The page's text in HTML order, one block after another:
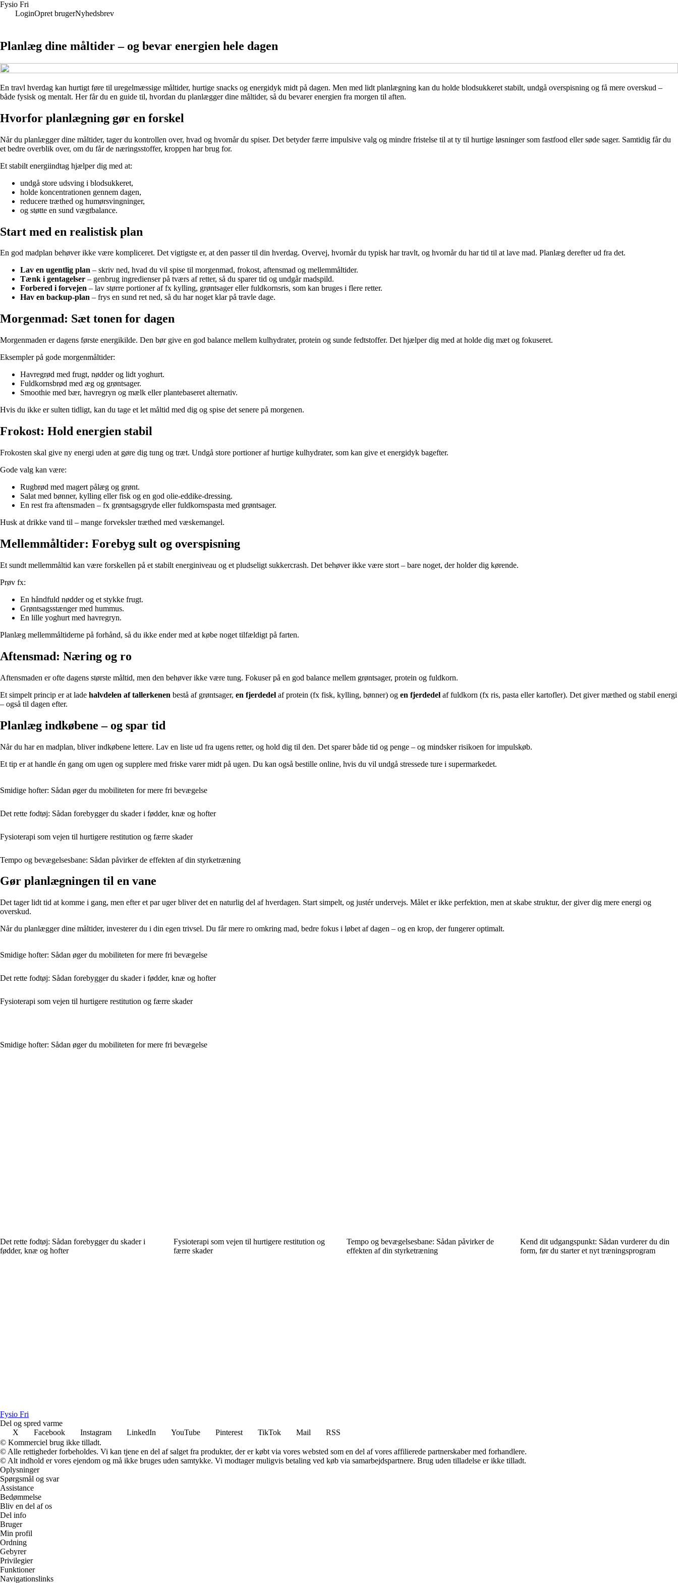
Fysio Fri
LoginOpret brugerNyhedsbrev
Planlæg dine måltider – og bevar energien hele dagen
En travl hverdag kan hurtigt føre til uregelmæssige måltider, hurtige snacks og energidyk midt på dagen. Men med lidt planlægning kan du holde blodsukkeret stabilt, undgå overspisning og få mere overskud –
både fysisk og mentalt. Her får du en guide til, hvordan du planlægger dine måltider, så du bevarer energien fra morgen til aften.
Hvorfor planlægning gør en forskel
Når du planlægger dine måltider, tager du kontrollen over, hvad og hvornår du spiser. Det betyder færre impulsive valg og mindre fristelse til at ty til hurtige løsninger som fastfood eller søde sager. Samtidig får du
et bedre overblik over, om du får de næringsstoffer, kroppen har brug for.
Et stabilt energiindtag hjælper dig med at:
undgå store udsving i blodsukkeret,
holde koncentrationen gennem dagen,
reducere træthed og humørsvingninger,
og støtte en sund vægtbalance.
Start med en realistisk plan
En god madplan behøver ikke være kompliceret. Det vigtigste er, at den passer til din hverdag. Overvej, hvornår du typisk har travlt, og hvornår du har tid til at lave mad. Planlæg derefter ud fra det.
Lav en ugentlig plan – skriv ned, hvad du vil spise til morgenmad, frokost, aftensmad og mellemmåltider.
Tænk i gentagelser – genbrug ingredienser på tværs af retter, så du sparer tid og undgår madspild.
Forbered i forvejen – lav større portioner af fx kylling, grøntsager eller fuldkornsris, som kan bruges i flere retter.
Hav en backup-plan – frys en sund ret ned, så du har noget klar på travle dage.
Morgenmad: Sæt tonen for dagen
Morgenmaden er dagens første energikilde. Den bør give en god balance mellem kulhydrater, protein og sunde fedtstoffer. Det hjælper dig med at holde dig mæt og fokuseret.
Eksempler på gode morgenmåltider:
Havregrød med frugt, nødder og lidt yoghurt.
Fuldkornsbrød med æg og grøntsager.
Smoothie med bær, havregryn og mælk eller plantebaseret alternativ.
Hvis du ikke er sulten tidligt, kan du tage et let måltid med dig og spise det senere på morgenen.
Frokost: Hold energien stabil
Frokosten skal give ny energi uden at gøre dig tung og træt. Undgå store portioner af hurtige kulhydrater, som kan give et energidyk bagefter.
Gode valg kan være:
Rugbrød med magert pålæg og grønt.
Salat med bønner, kylling eller fisk og en god olie-eddike-dressing.
En rest fra aftensmaden – fx grøntsagsgryde eller fuldkornspasta med grøntsager.
Husk at drikke vand til – mange forveksler træthed med væskemangel.
Mellemmåltider: Forebyg sult og overspisning
Et sundt mellemmåltid kan være forskellen på et stabilt energiniveau og et pludseligt sukkercrash. Det behøver ikke være stort – bare noget, der holder dig kørende.
Prøv fx:
En håndfuld nødder og et stykke frugt.
Grøntsagsstænger med hummus.
En lille yoghurt med havregryn.
Planlæg mellemmåltiderne på forhånd, så du ikke ender med at købe noget tilfældigt på farten.
Aftensmad: Næring og ro
Aftensmaden er ofte dagens største måltid, men den behøver ikke være tung. Fokuser på en god balance mellem grøntsager, protein og fuldkorn.
Et simpelt princip er at lade halvdelen af tallerkenen bestå af grøntsager, en fjerdedel af protein (fx fisk, kylling, bønner) og en fjerdedel af fuldkorn (fx ris, pasta eller kartofler). Det giver mæthed og stabil energi
– også til dagen efter.
Planlæg indkøbene – og spar tid
Når du har en madplan, bliver indkøbene lettere. Lav en liste ud fra ugens retter, og hold dig til den. Det sparer både tid og penge – og mindsker risikoen for impulskøb.
Et tip er at handle én gang om ugen og supplere med friske varer midt på ugen. Du kan også bestille online, hvis du vil undgå stressede ture i supermarkedet.
Smidige hofter: Sådan øger du mobiliteten for mere fri bevægelse
Det rette fodtøj: Sådan forebygger du skader i fødder, knæ og hofter
Fysioterapi som vejen til hurtigere restitution og færre skader
Tempo og bevægelsesbane: Sådan påvirker de effekten af din styrketræning
Gør planlægningen til en vane
Det tager lidt tid at komme i gang, men efter et par uger bliver det en naturlig del af hverdagen. Start simpelt, og justér undervejs. Målet er ikke perfektion, men at skabe struktur, der giver dig mere energi og
overskud.
Når du planlægger dine måltider, investerer du i din egen trivsel. Du får mere ro omkring mad, bedre fokus i løbet af dagen – og en krop, der fungerer optimalt.
Smidige hofter: Sådan øger du mobiliteten for mere fri bevægelse
Det rette fodtøj: Sådan forebygger du skader i fødder, knæ og hofter
Fysioterapi som vejen til hurtigere restitution og færre skader
Smidige hofter: Sådan øger du mobiliteten for mere fri bevægelse
Det rette fodtøj: Sådan forebygger du skader i
fødder, knæ og hofter
Fysioterapi som vejen til hurtigere restitution og
færre skader
Tempo og bevægelsesbane: Sådan påvirker de
effekten af din styrketræning
Kend dit udgangspunkt: Sådan vurderer du din
form, før du starter et nyt træningsprogram
Fysio Fri
Del og spred varme
X
Facebook Instagram LinkedIn YouTube Pinterest TikTok Mail
RSS
© Kommerciel brug ikke tilladt.
© Alle rettigheder forbeholdes. Vi kan tjene en del af salget fra produkter, der er købt via vores websted som en del af vores affilierede partnerskaber med forhandlere.
© Alt indhold er vores ejendom og må ikke bruges uden samtykke. Vi modtager muligvis betaling ved køb via samarbejdspartnere. Brug uden tilladelse er ikke tilladt.
Oplysninger
Spørgsmål og svar
Assistance
Bedømmelse
Bliv en del af os
Del info
Bruger
Min profil
Ordning
Gebyrer
Privilegier
Funktioner
Navigationslinks